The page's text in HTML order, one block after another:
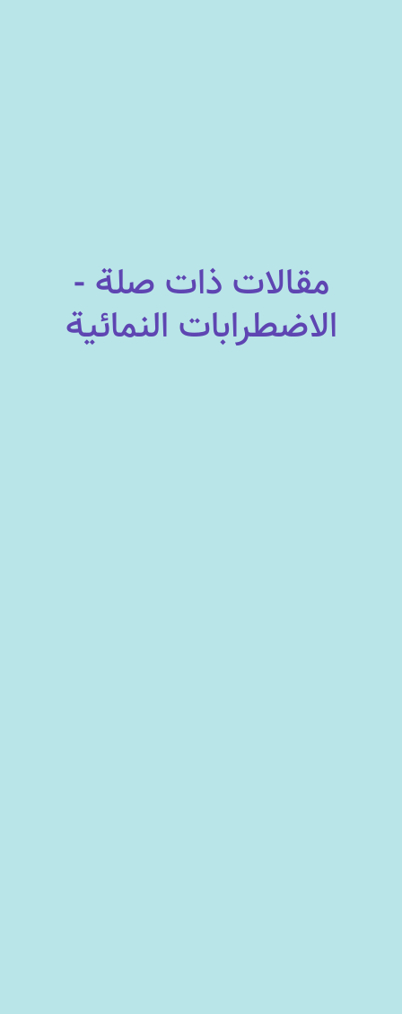
مقالات ذات صلة -
الاضطرابات النمائية